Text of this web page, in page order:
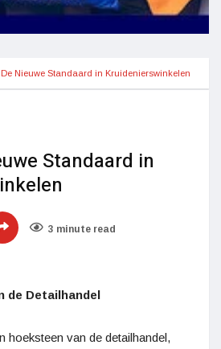
De Nieuwe Standaard in Kruidenierswinkelen
Standaard in
3 minute read
de Detailhandel
hoeksteen van de detailhandel,